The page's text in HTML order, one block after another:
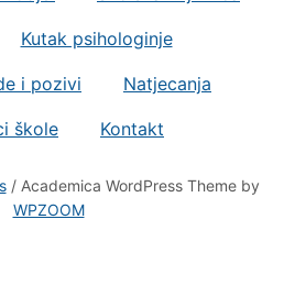
Kutak psihologinje
i pozivi Natjecanja
škole Kontakt
/ Academica WordPress Theme by
WPZOOM